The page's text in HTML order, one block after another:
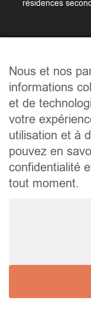
résidences
Accueil
Qui sommes-
Les biens
Les régions
Les démarches
Contact
© 2025
Nous et nos
informations
et de
votre
utilisation et à
pouvez en
confidentialité
tout moment.